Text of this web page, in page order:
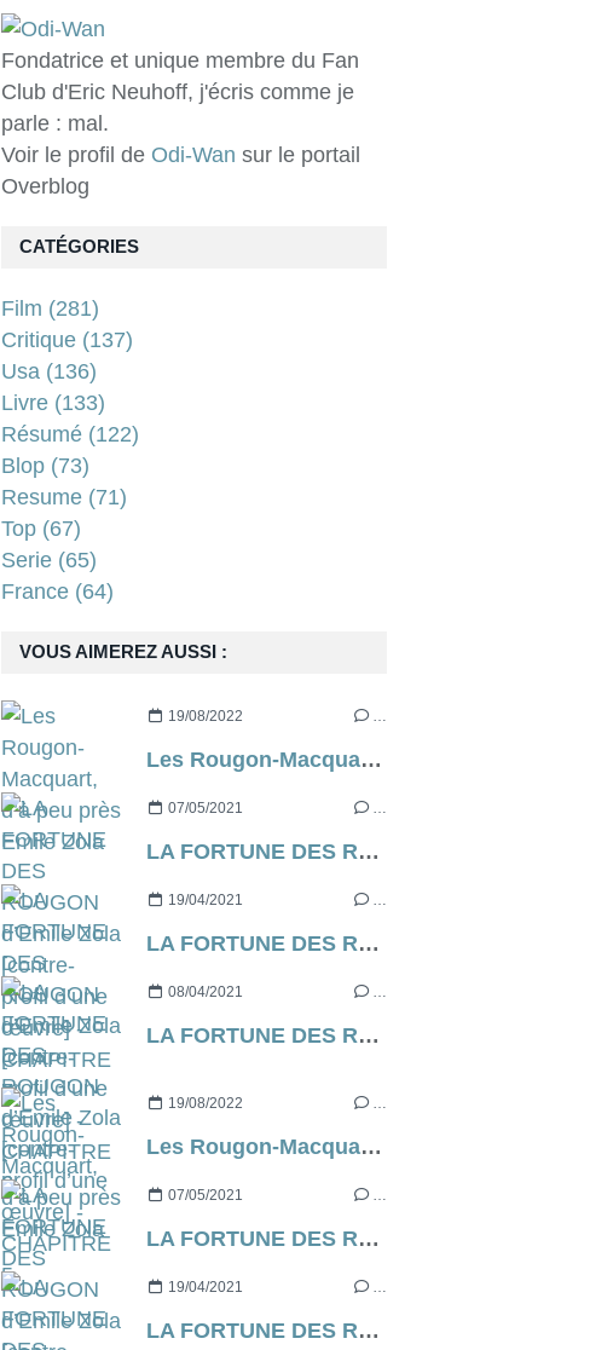
Fondatrice et unique membre du Fan
Club d'Eric Neuhoff, j'écris comme je
parle : mal.
Voir le profil de Odi-Wan sur le portail
Overblog
VOUS AIMEREZ AUSSI :
19/08/2022 …
Les Rougon-Macquart, d’à peu près Emile Zola
07/05/2021 …
LA FORTUNE DES ROUGON d’Emile Zola [contre-profil d’une œuvre] - CHAPITRE 7
19/04/2021 …
LA FORTUNE DES ROUGON d’Emile Zola [contre-profil d’une œuvre] - CHAPITRE 6
08/04/2021 …
LA FORTUNE DES ROUGON d’Emile Zola [contre-profil d’une œuvre] - CHAPITRE 5
19/08/2022 …
Les Rougon-Macquart, d’à peu près Emile Zola
07/05/2021 …
LA FORTUNE DES ROUGON d’Emile Zola [contre-profil d’une œuvre] - CHAPITRE 7
19/04/2021 …
LA FORTUNE DES ROUGON d’Emile Zola [contre-profil d’une œuvre] - CHAPITRE 6
CATÉGORIES
Film (281)
Critique (137)
Usa (136)
Livre (133)
Résumé (122)
Blop (73)
Resume (71)
Top (67)
Serie (65)
France (64)